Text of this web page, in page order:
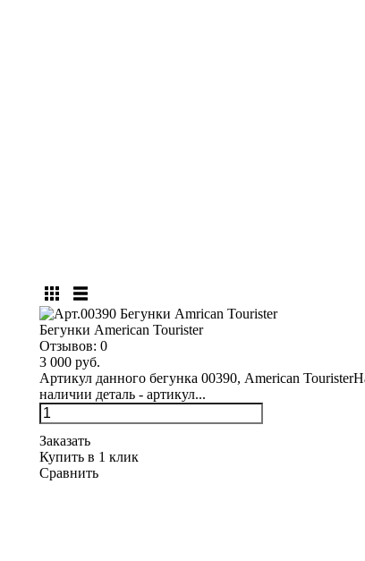
Бегунки American Tourister
Отзывов: 0
3 000 руб.
Артикул данного бегунка 00390, American
наличии деталь - артикул...
Заказать
Купить в 1 клик
Сравнить